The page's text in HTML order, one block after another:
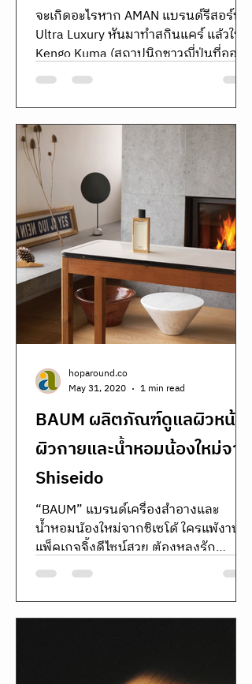
จะเกิดอะไรหาก AMAN แบรนด์รีสอร์ท
Ultra Luxury หันมาทำสกินแคร์ แล้วให้
Kengo Kuma (สถาปนิกชาวญี่ปุ่นที่ออก
แบบสเตเดี้ยมไม้ที่จะใช้ในงาน...
BAUM ผลิตภัณฑ์ดูแลผิวหน้า
ผิวกายและน้ำหอมน้องใหม่จาก
Shiseido
“BAUM” แบรนด์เครื่องสำอางและ
น้ำหอมน้องใหม่จากชิเซโด้ ใครแพ้งาน
แพ็คเกจจิ้งดีไซน์สวย ต้องหลงรัก
แบรนด์นี้อย่างแน่นอน BAUM (บาอุม)
hoparound.co
May 31, 2020
1 min read